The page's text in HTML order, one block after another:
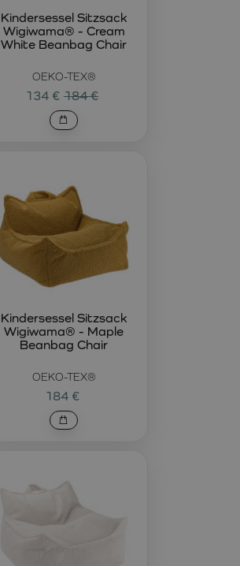
OEKO-TEX®
Kindersessel Sitzsack
Wigiwama® - Cream
White Beanbag Chair
134 € 184 €
OEKO-TEX®
Kindersessel Sitzsack
Wigiwama® - Maple
Beanbag Chair
184 €